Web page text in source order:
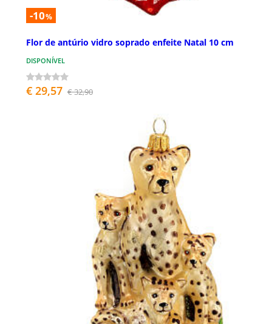
-10%
Flor de antúrio vidro soprado enfeite Natal 10 cm
DISPONÍVEL
€ 29,57 € 32,90